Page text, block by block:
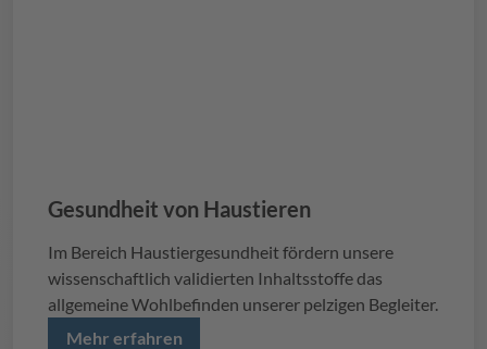
Gesundheit von Haustieren
Im Bereich Haustiergesundheit fördern unsere
wissenschaftlich validierten Inhaltsstoffe das
allgemeine Wohlbefinden unserer pelzigen Begleiter.
Mehr erfahren